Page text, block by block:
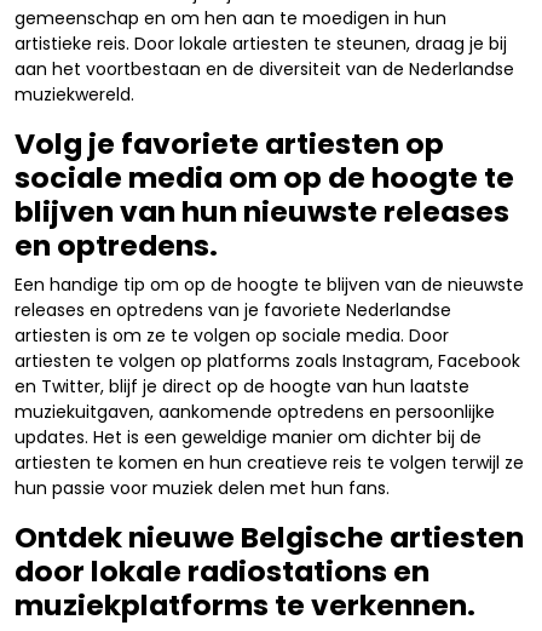
gemeenschap en om hen aan te moedigen in hun
artistieke reis. Door lokale artiesten te steunen, draag je bij
aan het voortbestaan en de diversiteit van de Nederlandse
muziekwereld.
Volg je favoriete artiesten op
sociale media om op de hoogte te
blijven van hun nieuwste releases
en optredens.
Een handige tip om op de hoogte te blijven van de nieuwste
releases en optredens van je favoriete Nederlandse
artiesten is om ze te volgen op sociale media. Door
artiesten te volgen op platforms zoals Instagram, Facebook
en Twitter, blijf je direct op de hoogte van hun laatste
muziekuitgaven, aankomende optredens en persoonlijke
updates. Het is een geweldige manier om dichter bij de
artiesten te komen en hun creatieve reis te volgen terwijl ze
hun passie voor muziek delen met hun fans.
Ontdek nieuwe Belgische artiesten
door lokale radiostations en
muziekplatforms te verkennen.